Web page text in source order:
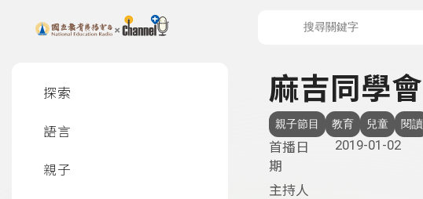
上方功能區塊
探索
語言
親子
麻吉同學會
親子節目 教育 兒童 閱讀
首播日
期
2019-01-02
主持人